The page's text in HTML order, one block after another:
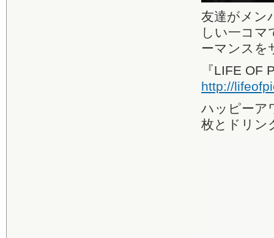
友達がメン
しい一コマ
ーマンスを
『LIFE OF
http://
ハッピーア
枚とドリン